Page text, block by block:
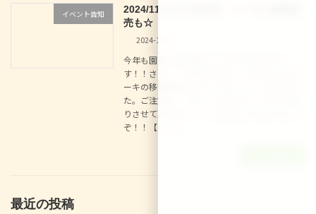
イベント告知
2024/11/02(土)作品展 ケーキの移動販
売も☆
2024-10-02
今年も園長先生の美味しい焼き芋がありま
す！！さらに！今回はご縁あってmeerさんのケ
ーキの移動販売に来ていただくことになりまし
た。ご注文後、パティシエの方が一つずつ手作
りさせて頂きます！！ご注文はこちらからどう
ぞ！！【1 […]
最近の投稿